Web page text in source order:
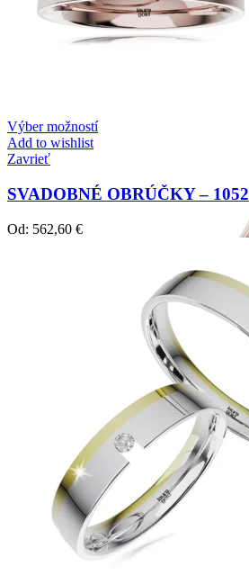
Výber možností
Add to wishlist
Zavrieť
SVADOBNÉ OBRÚČKY – 1052
Od: 562,60 €